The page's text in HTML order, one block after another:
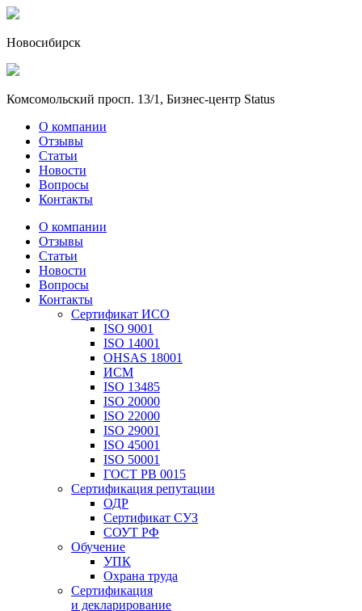
Новосибирск
Комсомольский просп. 13/1, Бизнес-центр Status
О компании
Отзывы
Статьи
Новости
Вопросы
Контакты
О компании
Отзывы
Статьи
Новости
Вопросы
Контакты
Сертификат ИСО
ISO 9001
ISO 14001
OHSAS 18001
ИСМ
ISO 13485
ISO 20000
ISO 22000
ISO 29001
ISO 45001
ISO 50001
ГОСТ РВ 0015
Сертификация репутации
ОДР
Сертификат СУЗ
СОУТ РФ
Обучение
УПК
Охрана труда
Сертификация
и декларирование